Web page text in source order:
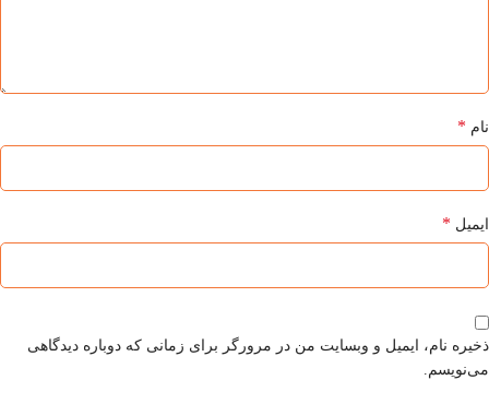
نام *
ایمیل *
ذخیره نام، ایمیل و وبسایت من در مرورگر برای زمانی که دوباره دیدگاهی
می‌نویسم.